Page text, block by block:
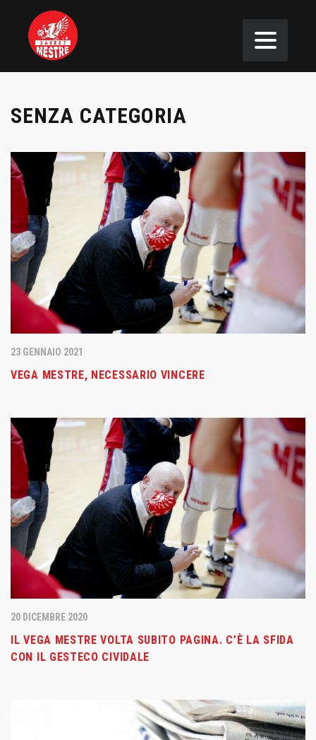
SENZA CATEGORIA
23 GENNAIO 2021
VEGA MESTRE, NECESSARIO VINCERE
20 DICEMBRE 2020
IL VEGA MESTRE VOLTA SUBITO PAGINA. C’È LA SFIDA
CON IL GESTECO CIVIDALE